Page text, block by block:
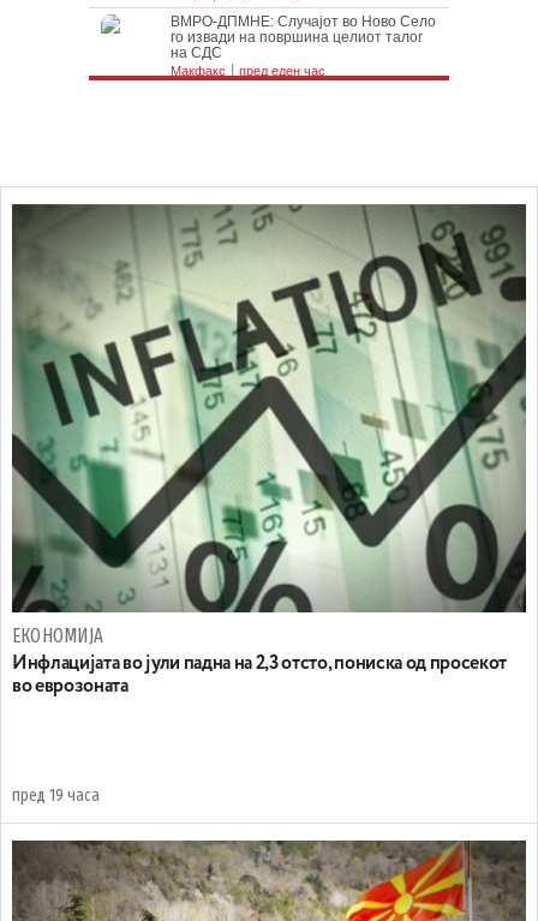
ЕКОНОМИЈА
Инфлацијата во јули падна на 2,3 отсто, пониска од просекот
во еврозоната
пред 19 часа